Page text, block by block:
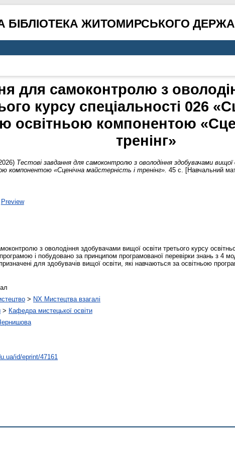
БІБЛІОТЕКА ЖИТОМИРСЬКОГО
для самоконтролю з
курсу спеціальності 026
освітньою компонентою
тренінг»
Тестові завдання для самоконтролю з оволодіння здобувачами
компонентою «Сценічна майстерність і тренінг». 45 с. [Навчальний
Preview
з оволодіння здобувачами вищої освіти третього курсу
і побудовано за принципом програмованої перевірки знань з 4
для здобувачів вищої освіти, які навчаються за освітньою
> NX Мистецтва взагалі
> Кафедра мистецької освіти
id/eprint/47161